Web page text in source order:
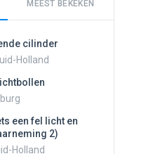
MEEST BEKEKEN
cilinder
Holland
een fel licht en
2)
Holland